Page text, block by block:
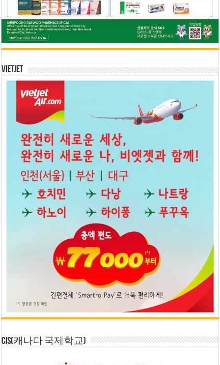
Vietjet
CIS(캐나다 국제학교)